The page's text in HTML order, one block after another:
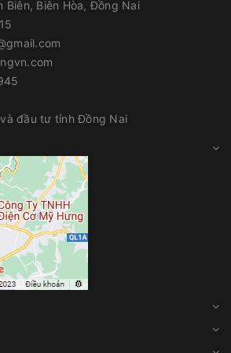
SDS plus
định
0 – 4.200 bpm
0 – 930 vòng/phút
đa
đa
Biên, Biên Hòa, Đồng Nai
đầu tư tỉnh Đồng Nai